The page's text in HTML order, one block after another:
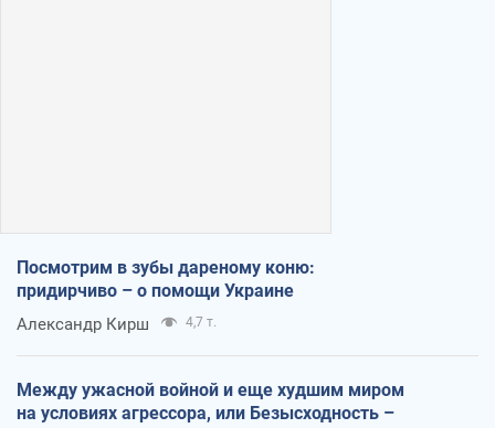
Посмотрим в зубы дареному коню:
придирчиво – о помощи Украине
Александр Кирш 4,7 т.
Между ужасной войной и еще худшим миром
на условиях агрессора, или Безысходность –